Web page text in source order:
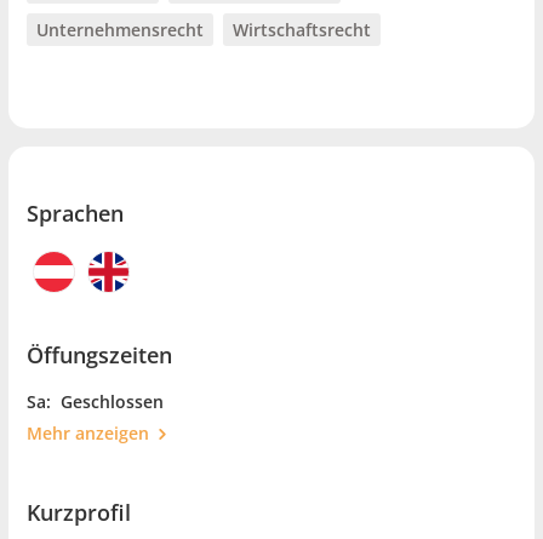
Unternehmensrecht
Wirtschaftsrecht
Sprachen
Öffungszeiten
Sa: Geschlossen
Mehr anzeigen
Kurzprofil